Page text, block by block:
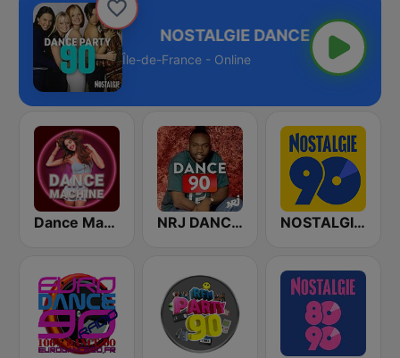
PARTY 90
Île-de-France - Online
Dance Machine NRJ DANCE 90 NOSTALGIE 90